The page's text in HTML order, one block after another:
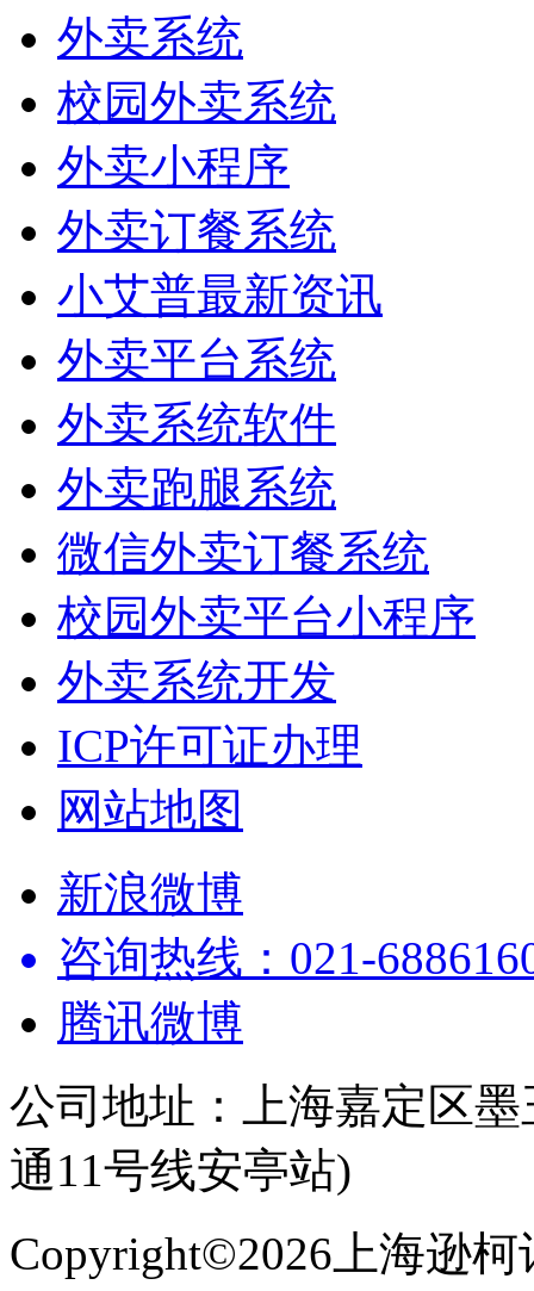
外卖系统
校园外卖系统
外卖小程序
外卖订餐系统
小艾普最新资讯
外卖平台系统
外卖系统软件
外卖跑腿系统
微信外卖订餐系统
校园外卖平台小程序
外卖系统开发
ICP许可证办理
网站地图
新浪微博
咨询热线：021-
腾讯微博
公司地址：上海嘉定区
通11号线安亭站)
Copyright©2026上海逊